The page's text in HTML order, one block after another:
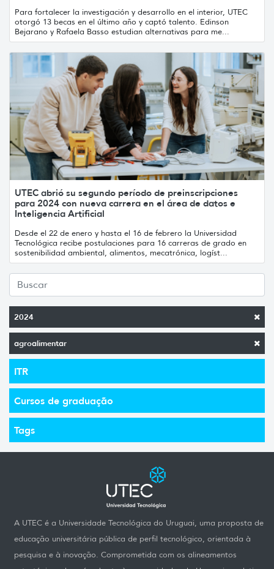
2024
agroalimentar
ITR
Cursos de graduação
Tags
Para fortalecer la investigación y desarrollo en el interior, UTEC
otorgó 13 becas en el último año y captó talento. Edinson
Bejarano y Rafaela Basso estudian alternativas para me...
UTEC abrió su segundo período de preinscripciones
para 2024 con nueva carrera en el área de datos e
Inteligencia Artificial
Desde el 22 de enero y hasta el 16 de febrero la Universidad
Tecnológica recibe postulaciones para 16 carreras de grado en
sostenibilidad ambiental, alimentos, mecatrónica, logíst...
A UTEC é a Universidade Tecnológica do Uruguai, uma proposta de
educação universitária pública de perfil tecnológico, orientada à
pesquisa e à inovação. Comprometida com os alineamentos